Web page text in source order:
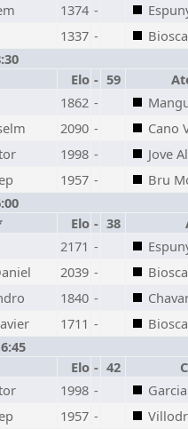
1374 -
1337 -
Elo - 59
1862 -
2090 -
Cano
1998 -
Jove
1957 -
Bru
Elo - 38
2171 -
2039 -
1840 -
1711 -
Elo - 42
1998 -
1957 -